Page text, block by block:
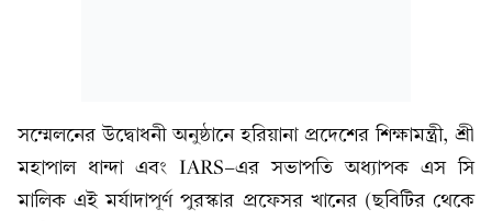
সম্মেলনের উদ্বোধনী অনুষ্ঠানে হরিয়ানা প্রদেশের শিক্ষামন্ত্রী, শ্রী
মহাপাল ধান্দা এবং IARS-এর সভাপতি অধ্যাপক এস সি
মালিক এই মর্যাদাপূর্ণ পুরস্কার প্রফেসর খানের (ছবিটির থেকে